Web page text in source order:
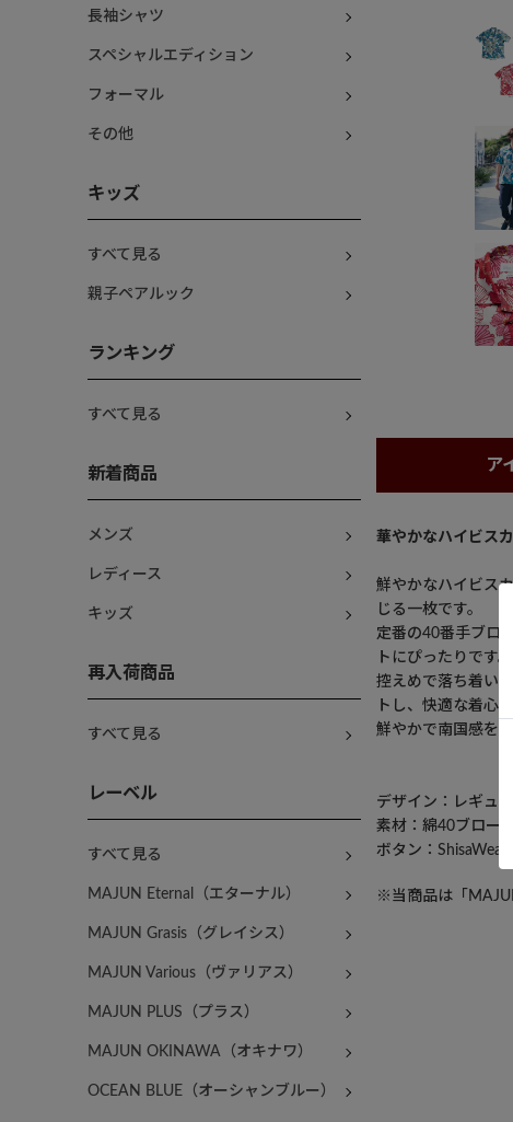
長袖シャツ
スペシャルエディション
フォーマル
その他
キッズ
すべて見る
親子ペアルック
ランキング
すべて見る
新着商品
メンズ
レディース
キッズ
再入荷商品
すべて見る
レーベル
すべて見る
MAJUN Eternal（エターナル）
MAJUN Grasis（グレイシス）
MAJUN Various（ヴァリアス）
MAJUN PLUS（プラス）
MAJUN OKINAWA（オキナワ）
OCEAN BLUE（オーシャンブルー）
ア
華やかなハイビス
鮮やかなハイビス
じる一枚です。
定番の40番手ブロ
トにぴったりです。
控えめで落ち着い
トし、快適な着心
鮮やかで南国感を
デザイン：レギュ
素材：綿40ブロー
ボタン：
※当商品は「